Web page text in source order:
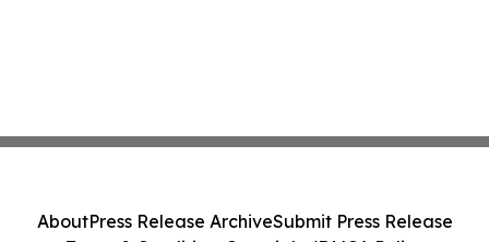
AboutPress Release ArchiveSubmit Press Release